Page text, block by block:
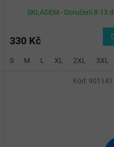
14 (XS)
SKLADEM - Doručení 8-13
330 Kč
S M L XL 2XL 3XL
Kód: